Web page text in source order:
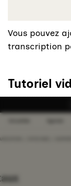
Vous pouvez
transcription
Tutoriel